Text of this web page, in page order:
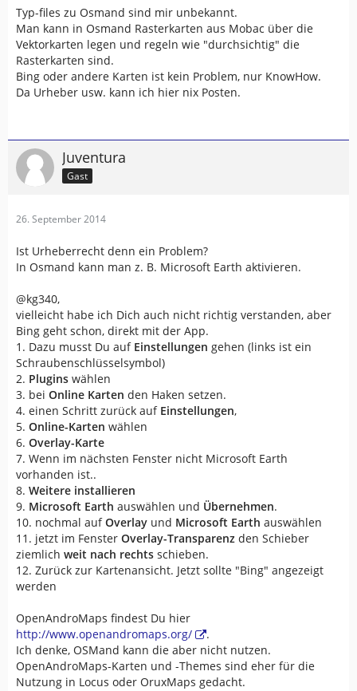
Typ-files zu Osmand sind mir unbekannt.
Man kann in Osmand Rasterkarten aus Mobac über die
Vektorkarten legen und regeln wie "durchsichtig" die
Rasterkarten sind.
Bing oder andere Karten ist kein Problem, nur KnowHow.
Da Urheber usw. kann ich hier nix Posten.
Juventura
Gast
26. September 2014
Ist Urheberrecht denn ein Problem?
In Osmand kann man z. B. Microsoft Earth aktivieren.
@kg340,
vielleicht habe ich Dich auch nicht richtig verstanden, aber
Bing geht schon, direkt mit der App.
1. Dazu musst Du auf Einstellungen gehen (links ist ein
Schraubenschlüsselsymbol)
2. Plugins wählen
3. bei Online Karten den Haken setzen.
4. einen Schritt zurück auf Einstellungen,
5. Online-Karten wählen
6. Overlay-Karte
7. Wenn im nächsten Fenster nicht Microsoft Earth
vorhanden ist..
8. Weitere installieren
9. Microsoft Earth auswählen und Übernehmen.
10. nochmal aufOverlay und Microsoft Earth auswählen
11. jetzt im Fenster Overlay-Transparenz den Schieber
ziemlich weit nach rechts schieben.
12. Zurück zur Kartenansicht. Jetzt sollte "Bing" angezeigt
werden
OpenAndroMaps findest Du hier
http://www.openandromaps.org/
.
Ich denke, OSMand kann die aber nicht nutzen.
OpenAndroMaps-Karten und -Themes sind eher für die
Nutzung in Locus oder OruxMaps gedacht.